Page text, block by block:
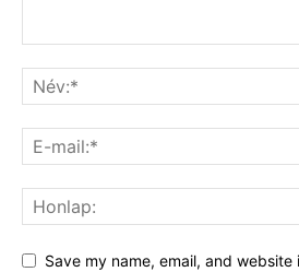
Save my name, email, and